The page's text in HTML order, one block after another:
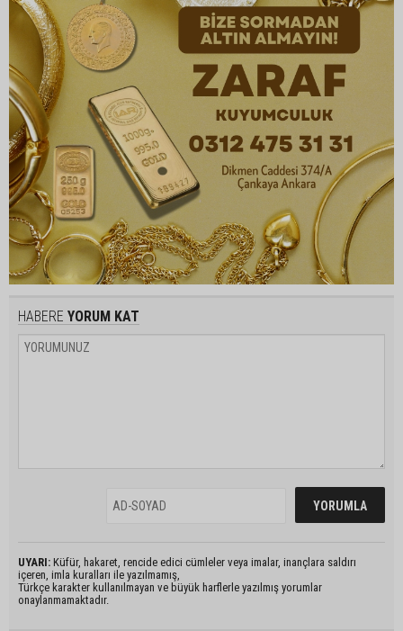
HABERE YORUM KAT
UYARI: Küfür, hakaret, rencide edici cümleler veya imalar, inançlara saldırı
içeren, imla kuralları ile yazılmamış,
Türkçe karakter kullanılmayan ve büyük harflerle yazılmış yorumlar
onaylanmamaktadır.